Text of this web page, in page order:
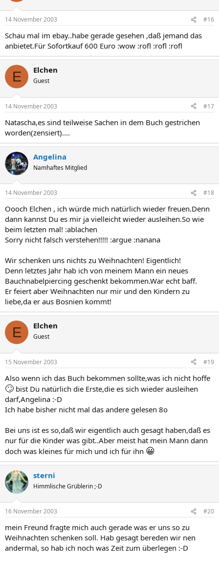
14 November 2003 #16
Schau mal im ebay..habe gerade gesehen ,daß jemand das
anbietet.Für Sofortkauf 600 Euro :wow :rofl :rofl :rofl
E Elchen
Guest
14 November 2003 #17
Natascha,es sind teilweise Sachen in dem Buch gestrichen
worden(zensiert)....
Angelina
Namhaftes Mitglied
14 November 2003 #18
Oooch Elchen , ich würde mich natürlich wieder freuen.Denn
dann kannst Du es mir ja vielleicht wieder ausleihen.So wie
beim letzten mal! :ablachen
Sorry nicht falsch verstehen!!!!! :argue :nanana
Wir schenken uns nichts zu Weihnachten! Eigentlich!
Denn letztes Jahr hab ich von meinem Mann ein neues
Bauchnabelpiercing geschenkt bekommen.War echt baff.
Er feiert aber Weihnachten nur mir und den Kindern zu
liebe,da er aus Bosnien kommt!
E Elchen
Guest
15 November 2003 #19
Also wenn ich das Buch bekommen sollte,was ich nicht hoffe
🙄 bist Du natürlich die Erste,die es sich wieder ausleihen
darf,Angelina :-D
Ich habe bisher nicht mal das andere gelesen 8o
Bei uns ist es so,daß wir eigentlich auch gesagt haben,daß es
nur für die Kinder was gibt..Aber meist hat mein Mann dann
doch was kleines für mich und ich für ihn 😀
sterni
Himmlische Grüblerin ;-D
16 November 2003 #20
mein Freund fragte mich auch gerade was er uns so zu
Weihnachten schenken soll. Hab gesagt bereden wir nen
andermal, so hab ich noch was Zeit zum überlegen :-D